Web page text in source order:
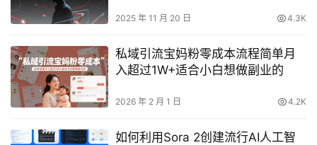
2025 年 11 月 20 日 4.3K
私域引流宝妈粉零成本流程简单月
入超过1W+适合小白想做副业的
2026 年 2 月 1 日 4.2K
如何利用Sora 2创建流行AI人工智